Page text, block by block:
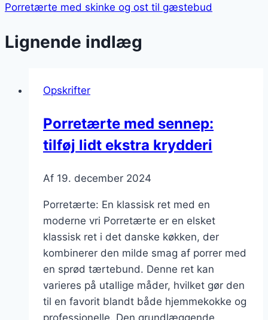
Porretærte med skinke og ost til gæstebud
Lignende indlæg
Opskrifter
Porretærte med sennep:
tilføj lidt ekstra krydderi
Af 19. december 2024
Porretærte: En klassisk ret med en
moderne vri Porretærte er en elsket
klassisk ret i det danske køkken, der
kombinerer den milde smag af porrer med
en sprød tærtebund. Denne ret kan
varieres på utallige måder, hvilket gør den
til en favorit blandt både hjemmekokke og